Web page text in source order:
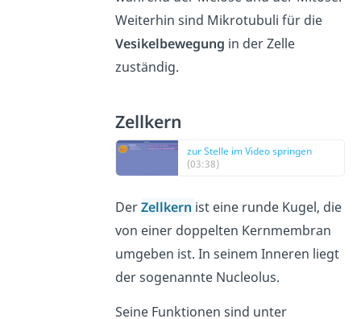
Weiterhin sind Mikrotubuli für die
Vesikelbewegung in der Zelle
zuständig.
Zellkern
zur Stelle im Video springen
(03:38)
DerZellkern ist eine runde Kugel, die
von einer doppelten Kernmembran
umgeben ist. In seinem Inneren liegt
der sogenannte Nucleolus.
Seine Funktionen sind unter